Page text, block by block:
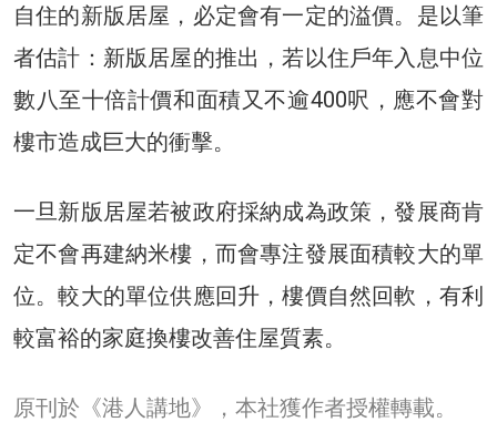
自住的新版居屋，必定會有一定的溢價。是以筆
者估計：新版居屋的推出，若以住戶年入息中位
數八至十倍計價和面積又不逾400呎，應不會對
樓市造成巨大的衝擊。
一旦新版居屋若被政府採納成為政策，發展商肯
定不會再建納米樓，而會專注發展面積較大的單
位。較大的單位供應回升，樓價自然回軟，有利
較富裕的家庭換樓改善住屋質素。
原刊於《港人講地》，本社獲作者授權轉載。